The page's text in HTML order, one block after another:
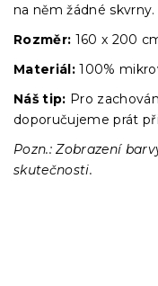
na něm žádné skvrny.
Rozměr: 160 x 200
Materiál: 100%
Náš tip: Pro
doporučujeme prát
Pozn.: Zobrazení
skutečnosti.